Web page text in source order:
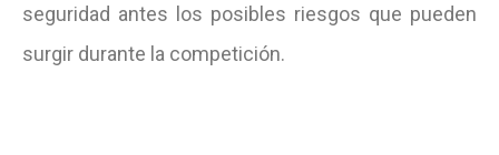
seguridad antes los posibles riesgos que pueden
surgir durante la competición.